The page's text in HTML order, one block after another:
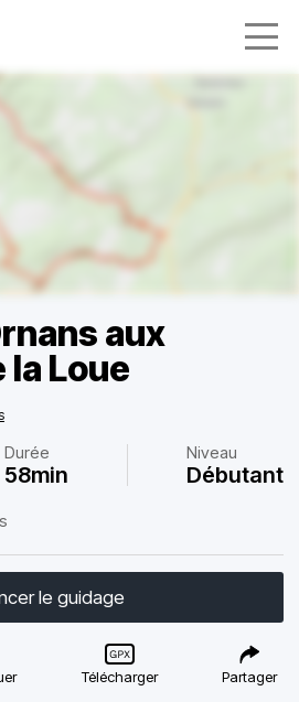
aux
Loue
Durée
58min
Niveau
Débutant
le guidage
Télécharger Partager